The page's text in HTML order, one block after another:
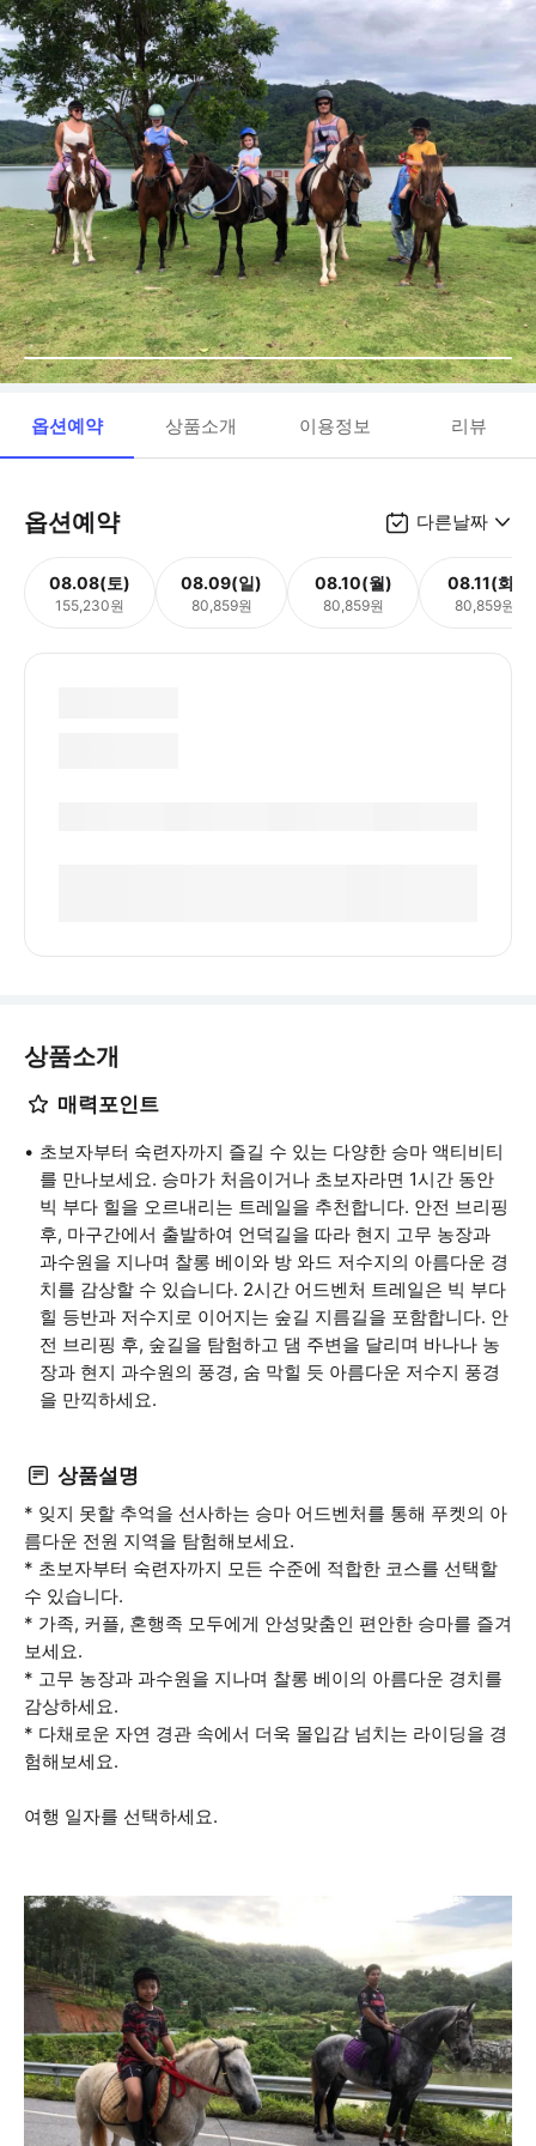
옵션예약 상품소개 이용정보 리뷰
옵션예약 다른날짜
08.08(토)
155,230원
08.09(일)
80,859원
08.10(월)
80,859원
08.11(화)
80,859원
상품소개
매력포인트
초보자부터 숙련자까지 즐길 수 있는 다양한 승마 액티비티
를 만나보세요. 승마가 처음이거나 초보자라면 1시간 동안
빅 부다 힐을 오르내리는 트레일을 추천합니다. 안전 브리핑
후, 마구간에서 출발하여 언덕길을 따라 현지 고무 농장과
과수원을 지나며 찰롱 베이와 방 와드 저수지의 아름다운 경
치를 감상할 수 있습니다. 2시간 어드벤처 트레일은 빅 부다
힐 등반과 저수지로 이어지는 숲길 지름길을 포함합니다. 안
전 브리핑 후, 숲길을 탐험하고 댐 주변을 달리며 바나나 농
장과 현지 과수원의 풍경, 숨 막힐 듯 아름다운 저수지 풍경
을 만끽하세요.
상품설명
* 잊지 못할 추억을 선사하는 승마 어드벤처를 통해 푸켓의 아
름다운 전원 지역을 탐험해보세요.
* 초보자부터 숙련자까지 모든 수준에 적합한 코스를 선택할
수 있습니다.
* 가족, 커플, 혼행족 모두에게 안성맞춤인 편안한 승마를 즐겨
보세요.
* 고무 농장과 과수원을 지나며 찰롱 베이의 아름다운 경치를
감상하세요.
* 다채로운 자연 경관 속에서 더욱 몰입감 넘치는 라이딩을 경
험해보세요.
여행 일자를 선택하세요.